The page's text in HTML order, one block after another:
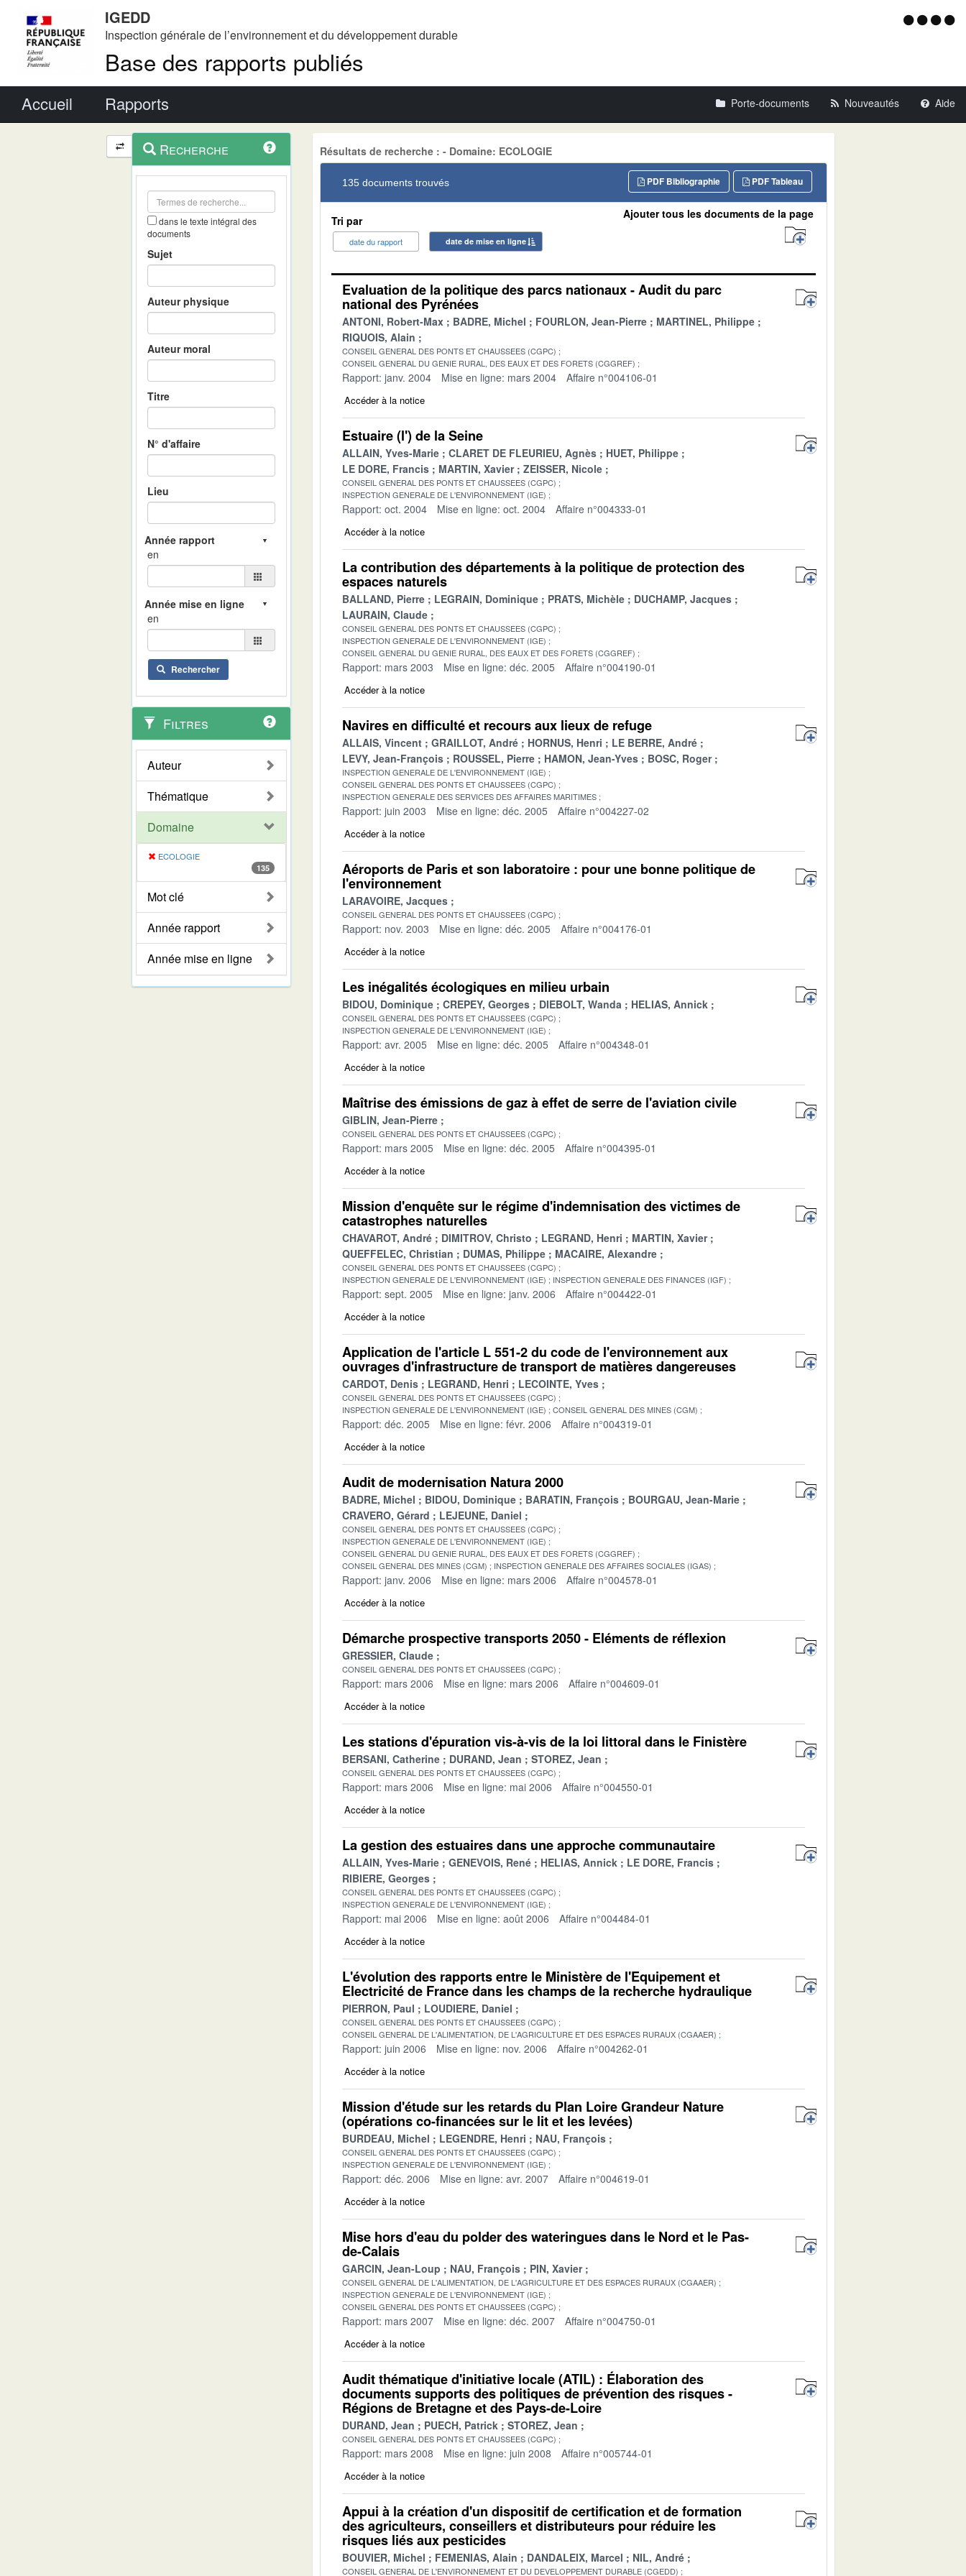
IGEDD
Inspection générale de l’environnement et du développement durable
Base des rapports publiés
Menu
Accueil Rapports Porte-documents Nouveautés Aide
Navigation
et
outils
contextuel
Recherche
dans le texte intégral des
documents
Sujet
Auteur physique
Auteur moral
Titre
N° d'affaire
Lieu
en
en
Rechercher
Filtres
Auteur
Thématique
Domaine
ECOLOGIE
135
Mot clé
Année rapport
Année mise en ligne
Résultats de recherche : - Domaine: ECOLOGIE
135 documents trouvés PDF Tableau
PDF Bibliographie
Tri par
date du rapport date de mise en ligne
Ajouter tous les documents de la page
Evaluation de la politique des parcs nationaux - Audit du parc
national des Pyrénées
ANTONI, Robert-Max BADRE, Michel FOURLON, Jean-Pierre
MARTINEL, Philippe
RIQUOIS, Alain
CONSEIL GENERAL DES PONTS ET CHAUSSEES (CGPC)
CONSEIL GENERAL DU GENIE RURAL, DES EAUX ET DES FORETS (CGGREF)
Rapport: janv. 2004 Mise en ligne: mars 2004 Affaire n°004106-01
Accéder à la notice
Estuaire (l') de la Seine
ALLAIN, Yves-Marie CLARET DE FLEURIEU, Agnès
HUET, Philippe
LE DORE, Francis
MARTIN, Xavier ZEISSER, Nicole
CONSEIL GENERAL DES PONTS ET CHAUSSEES (CGPC)
INSPECTION GENERALE DE L'ENVIRONNEMENT (IGE)
Rapport: oct. 2004 Mise en ligne: oct. 2004 Affaire n°004333-01
Accéder à la notice
La contribution des départements à la politique de protection des
espaces naturels
BALLAND, Pierre LEGRAIN, Dominique PRATS, Michèle
DUCHAMP, Jacques
LAURAIN, Claude
CONSEIL GENERAL DES PONTS ET CHAUSSEES (CGPC)
INSPECTION GENERALE DE L'ENVIRONNEMENT (IGE)
CONSEIL GENERAL DU GENIE RURAL, DES EAUX ET DES FORETS (CGGREF)
Rapport: mars 2003 Mise en ligne: déc. 2005 Affaire n°004190-01
Accéder à la notice
Navires en difficulté et recours aux lieux de refuge
ALLAIS, Vincent GRAILLOT, André HORNUS, Henri
LE BERRE, André
LEVY, Jean-François
ROUSSEL, Pierre HAMON, Jean-Yves BOSC, Roger
INSPECTION GENERALE DE L'ENVIRONNEMENT (IGE)
CONSEIL GENERAL DES PONTS ET CHAUSSEES (CGPC)
INSPECTION GENERALE DES SERVICES DES AFFAIRES MARITIMES
Rapport: juin 2003 Mise en ligne: déc. 2005 Affaire n°004227-02
Accéder à la notice
Aéroports de Paris et son laboratoire : pour une bonne politique de
l'environnement
LARAVOIRE, Jacques
CONSEIL GENERAL DES PONTS ET CHAUSSEES (CGPC)
Rapport: nov. 2003 Mise en ligne: déc. 2005 Affaire n°004176-01
Accéder à la notice
Les inégalités écologiques en milieu urbain
BIDOU, Dominique CREPEY, Georges DIEBOLT, Wanda HELIAS, Annick
CONSEIL GENERAL DES PONTS ET CHAUSSEES (CGPC)
INSPECTION GENERALE DE L'ENVIRONNEMENT (IGE)
Rapport: avr. 2005 Mise en ligne: déc. 2005 Affaire n°004348-01
Accéder à la notice
Maîtrise des émissions de gaz à effet de serre de l'aviation civile
GIBLIN, Jean-Pierre
CONSEIL GENERAL DES PONTS ET CHAUSSEES (CGPC)
Rapport: mars 2005 Mise en ligne: déc. 2005 Affaire n°004395-01
Accéder à la notice
Mission d'enquête sur le régime d'indemnisation des victimes de
catastrophes naturelles
CHAVAROT, André DIMITROV, Christo LEGRAND, Henri
MARTIN, Xavier
QUEFFELEC, Christian
DUMAS, Philippe MACAIRE, Alexandre
CONSEIL GENERAL DES PONTS ET CHAUSSEES (CGPC)
INSPECTION GENERALE DE L'ENVIRONNEMENT (IGE)
INSPECTION GENERALE DES FINANCES (IGF)
Rapport: sept. 2005 Mise en ligne: janv. 2006 Affaire n°004422-01
Accéder à la notice
Application de l'article L 551-2 du code de l'environnement aux
ouvrages d'infrastructure de transport de matières dangereuses
CARDOT, Denis LEGRAND, Henri LECOINTE, Yves
CONSEIL GENERAL DES PONTS ET CHAUSSEES (CGPC)
INSPECTION GENERALE DE L'ENVIRONNEMENT (IGE)
CONSEIL GENERAL DES MINES (CGM)
Rapport: déc. 2005 Mise en ligne: févr. 2006 Affaire n°004319-01
Accéder à la notice
Audit de modernisation Natura 2000
BADRE, Michel BIDOU, Dominique BARATIN, François
BOURGAU, Jean-Marie
CRAVERO, Gérard
LEJEUNE, Daniel
CONSEIL GENERAL DES PONTS ET CHAUSSEES (CGPC)
INSPECTION GENERALE DE L'ENVIRONNEMENT (IGE)
CONSEIL GENERAL DU GENIE RURAL, DES EAUX ET DES FORETS (CGGREF)
CONSEIL GENERAL DES MINES (CGM)
INSPECTION GENERALE DES AFFAIRES SOCIALES (IGAS)
Rapport: janv. 2006 Mise en ligne: mars 2006 Affaire n°004578-01
Accéder à la notice
Démarche prospective transports 2050 - Eléments de réflexion
GRESSIER, Claude
CONSEIL GENERAL DES PONTS ET CHAUSSEES (CGPC)
Rapport: mars 2006 Mise en ligne: mars 2006 Affaire n°004609-01
Accéder à la notice
Les stations d'épuration vis-à-vis de la loi littoral dans le Finistère
BERSANI, Catherine DURAND, Jean STOREZ, Jean
CONSEIL GENERAL DES PONTS ET CHAUSSEES (CGPC)
Rapport: mars 2006 Mise en ligne: mai 2006 Affaire n°004550-01
Accéder à la notice
La gestion des estuaires dans une approche communautaire
ALLAIN, Yves-Marie GENEVOIS, René HELIAS, Annick
LE DORE, Francis
RIBIERE, Georges
CONSEIL GENERAL DES PONTS ET CHAUSSEES (CGPC)
INSPECTION GENERALE DE L'ENVIRONNEMENT (IGE)
Rapport: mai 2006 Mise en ligne: août 2006 Affaire n°004484-01
Accéder à la notice
L'évolution des rapports entre le Ministère de l'Equipement et
Electricité de France dans les champs de la recherche hydraulique
PIERRON, Paul LOUDIERE, Daniel
CONSEIL GENERAL DES PONTS ET CHAUSSEES (CGPC)
CONSEIL GENERAL DE L'ALIMENTATION, DE L'AGRICULTURE ET DES ESPACES RURAUX (CGAAER)
Rapport: juin 2006 Mise en ligne: nov. 2006 Affaire n°004262-01
Accéder à la notice
Mission d'étude sur les retards du Plan Loire Grandeur Nature
(opérations co-financées sur le lit et les levées)
BURDEAU, Michel LEGENDRE, Henri NAU, François
CONSEIL GENERAL DES PONTS ET CHAUSSEES (CGPC)
INSPECTION GENERALE DE L'ENVIRONNEMENT (IGE)
Rapport: déc. 2006 Mise en ligne: avr. 2007 Affaire n°004619-01
Accéder à la notice
Mise hors d'eau du polder des wateringues dans le Nord et le Pas-
de-Calais
GARCIN, Jean-Loup NAU, François PIN, Xavier
CONSEIL GENERAL DE L'ALIMENTATION, DE L'AGRICULTURE ET DES ESPACES RURAUX (CGAAER)
INSPECTION GENERALE DE L'ENVIRONNEMENT (IGE)
CONSEIL GENERAL DES PONTS ET CHAUSSEES (CGPC)
Rapport: mars 2007 Mise en ligne: déc. 2007 Affaire n°004750-01
Accéder à la notice
Audit thématique d'initiative locale (ATIL) : Élaboration des
documents supports des politiques de prévention des risques -
Régions de Bretagne et des Pays-de-Loire
DURAND, Jean PUECH, Patrick STOREZ, Jean
CONSEIL GENERAL DES PONTS ET CHAUSSEES (CGPC)
Rapport: mars 2008 Mise en ligne: juin 2008 Affaire n°005744-01
Accéder à la notice
Appui à la création d'un dispositif de certification et de formation
des agriculteurs, conseillers et distributeurs pour réduire les
risques liés aux pesticides
BOUVIER, Michel FEMENIAS, Alain DANDALEIX, Marcel NIL, André
CONSEIL GENERAL DE L'ENVIRONNEMENT ET DU DEVELOPPEMENT DURABLE (CGEDD)